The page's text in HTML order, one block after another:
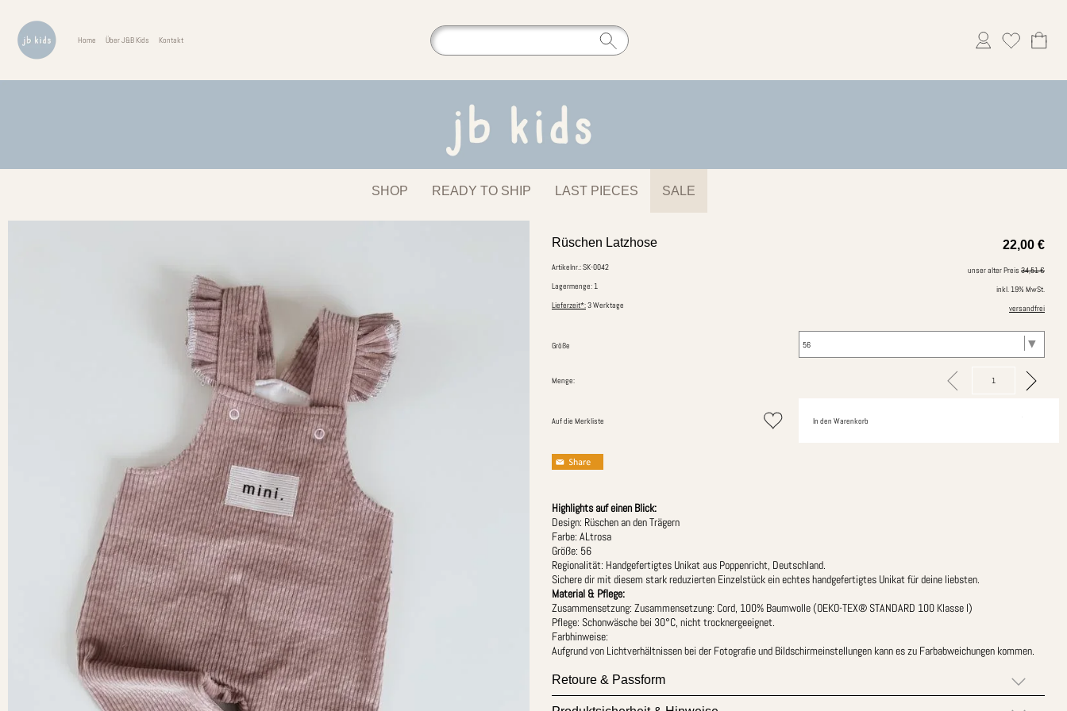
Home Über J&B Kids Kontakt
SHOP READY TO SHIP LAST PIECES SALE
22,00 €
Rüschen Latzhose
Artikelnr.: SK-0042
Lagermenge: 1
Lieferzeit*:3 Werktage
unser alter Preis 34,51 €
inkl. 19% MwSt.
versandfrei
Größe
Menge:
Auf die Merkliste In den Warenkorb
Highlights auf einen Blick:
Design: Rüschen an den Trägern
Farbe: ALtrosa
Größe: 56
Regionalität: Handgefertigtes Unikat aus Poppenricht, Deutschland.
Sichere dir mit diesem stark reduzierten Einzelstück ein echtes handgefertigtes Unikat für deine liebsten.
Material & Pflege:
Zusammensetzung: Zusammensetzung: Cord, 100% Baumwolle (OEKO-TEX® STANDARD 100 Klasse I)
Pflege: Schonwäsche bei 30°C, nicht trocknergeeignet.
Farbhinweise:
Aufgrund von Lichtverhältnissen bei der Fotografie und Bildschirmeinstellungen kann es zu Farbabweichungen kommen.
Retoure & Passform